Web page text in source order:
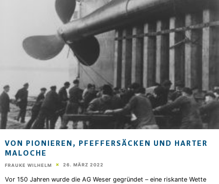
VON PIONIEREN, PFEFFERSÄCKEN UND HARTER
MALOCHE
FRAUKE WILHELM 26. MÄRZ 2022
Vor 150 Jahren wurde die AG Weser gegründet – eine riskante Wette